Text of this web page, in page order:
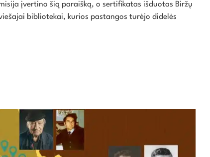
įvertino šią paraišką, o sertifikatas išduotas Biržų
bibliotekai, kurios pastangos turėjo didelės